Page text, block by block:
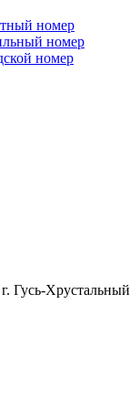
номер
номер
номер
Гусь-Хрустальный